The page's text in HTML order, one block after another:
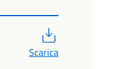
Scarica